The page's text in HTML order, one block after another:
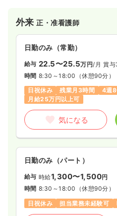
献していきたいと考え、スタッ
内視鏡室勤務初心者の方へも丁
現在看護師8名、医師3名(常勤2
多様な年齢層です。
外来正・准看護師
日勤のみ（常勤）
給与 22.5〜25.5万円/月 賞与
時間 8:30～18:00 （休憩90分）
日祝休み
残業月3時間 4週8
月給25万円以上可
気になる
日勤のみ（パート）
給与 時給1,300〜1,500円
時間 8:30～18:00 （休憩90分）
日祝休み
担当業務未経験可